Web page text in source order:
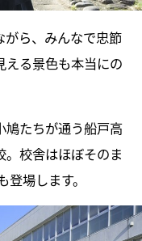
がら、みんなで忠節
る景色も本当にの
鳩たちが通う船戸高
校舎はほぼそのま
場します。